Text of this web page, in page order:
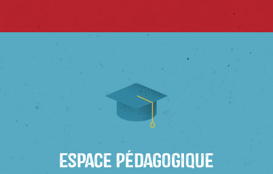
Espace Pédagogique